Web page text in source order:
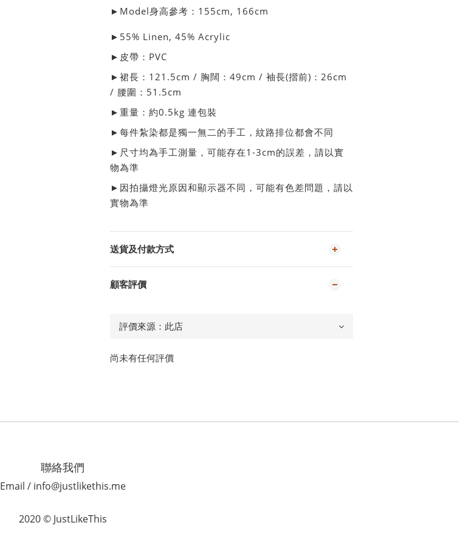
►Model身高參考：155cm, 166cm
► 55% Linen, 45% Acrylic
►皮帶：PVC
►裙長：121.5cm / 胸闊：49cm / 袖長(摺前)：26cm
/ 腰圍：51.5cm
►重量：約0.5kg 連包裝
►每件紮染都是獨一無二的手工，紋路排位都會不同
►尺寸均為手工測量，可能存在1-3cm的誤差，請以實
物為準
►因拍攝燈光原因和顯示器不同，可能有色差問題，請以
實物為準
送貨及付款方式
顧客評價
尚未有任何評價
聯絡我們
Email / info@justlikethis.me
2020 © JustLikeThis